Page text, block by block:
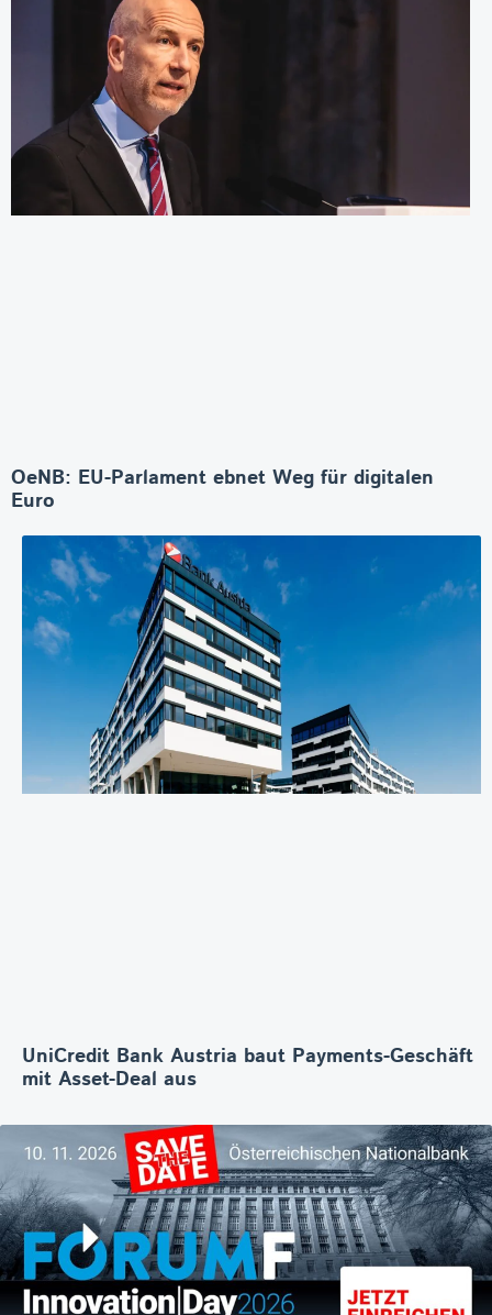
OeNB: EU-Parlament ebnet Weg für digitalen
Euro
UniCredit Bank Austria baut Payments-Geschäft
mit Asset-Deal aus